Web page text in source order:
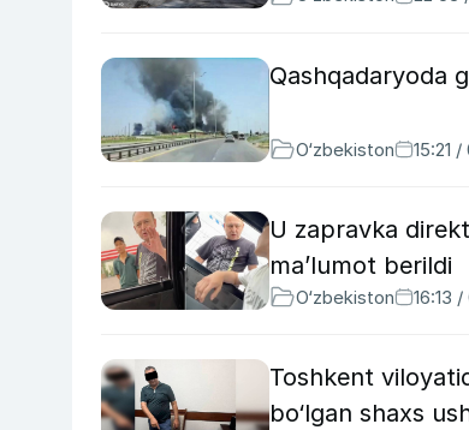
Qashqadaryoda
O‘zbekiston 15:21
U zapravka
ma’lumot berildi
O‘zbekiston 16:13
Toshkent
bo‘lgan shaxs